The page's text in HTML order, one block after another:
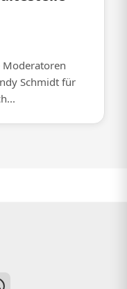
Moderatoren
Schmidt für